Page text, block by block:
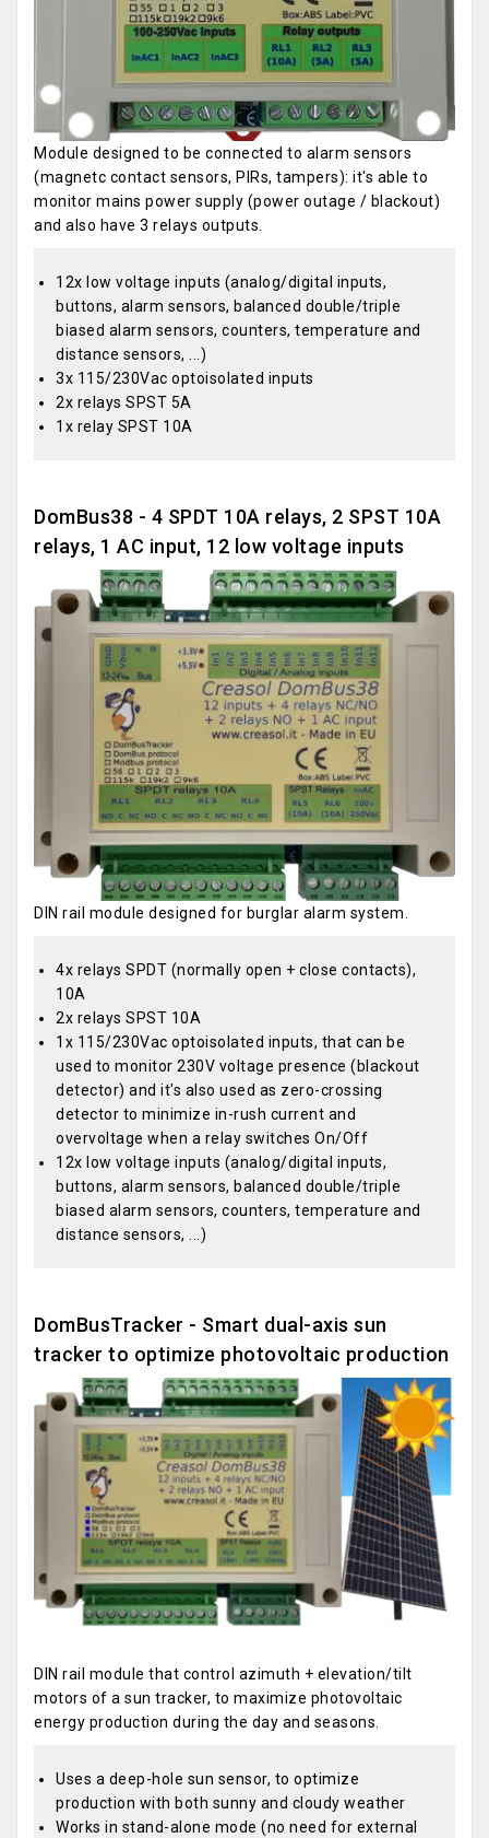
Module designed to be connected to alarm sensors
(magnetc contact sensors, PIRs, tampers): it's able to
monitor mains power supply (power outage / blackout)
and also have 3 relays outputs.
12x low voltage inputs (analog/digital inputs,
buttons, alarm sensors, balanced double/triple
biased alarm sensors, counters, temperature and
distance sensors, ...)
3x 115/230Vac optoisolated inputs
2x relays SPST 5A
1x relay SPST 10A
DomBus38 - 4 SPDT 10A relays, 2 SPST 10A
relays, 1 AC input, 12 low voltage inputs
DIN rail module designed for burglar alarm system.
4x relays SPDT (normally open + close contacts),
10A
2x relays SPST 10A
1x 115/230Vac optoisolated inputs, that can be
used to monitor 230V voltage presence (blackout
detector) and it's also used as zero-crossing
detector to minimize in-rush current and
overvoltage when a relay switches On/Off
12x low voltage inputs (analog/digital inputs,
buttons, alarm sensors, balanced double/triple
biased alarm sensors, counters, temperature and
distance sensors, ...)
DomBusTracker - Smart dual-axis sun
tracker to optimize photovoltaic production
DIN rail module that control azimuth + elevation/tilt
motors of a sun tracker, to maximize photovoltaic
energy production during the day and seasons.
Uses a deep-hole sun sensor, to optimize
production with both sunny and cloudy weather
Works in stand-alone mode (no need for external